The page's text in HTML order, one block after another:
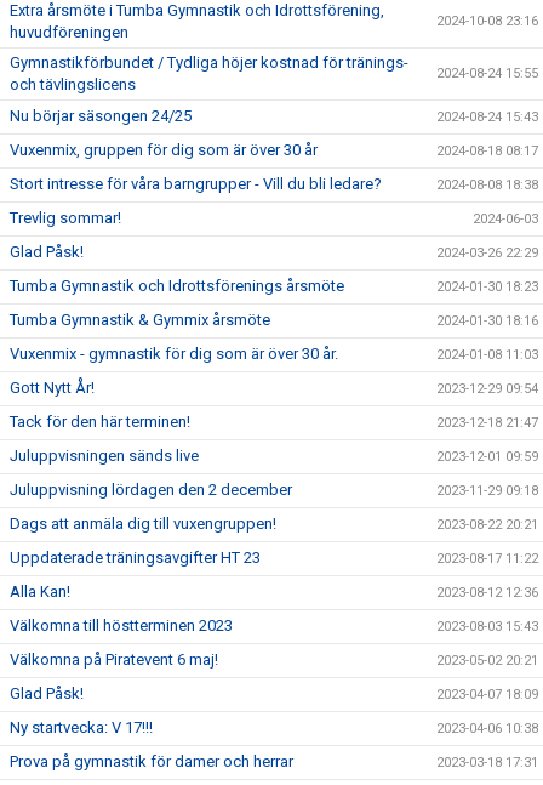
Extra årsmöte i Tumba Gymnastik och Idrottsförening,
huvudföreningen
2024-10-08 23:16
Gymnastikförbundet / Tydliga höjer kostnad för tränings-
och tävlingslicens
2024-08-24 15:55
Nu börjar säsongen 24/25 2024-08-24 15:43
Vuxenmix, gruppen för dig som är över 30 år 2024-08-18 08:17
Stort intresse för våra barngrupper - Vill du bli ledare? 2024-08-08 18:38
Trevlig sommar! 2024-06-03
Glad Påsk! 2024-03-26 22:29
Tumba Gymnastik och Idrottsförenings årsmöte 2024-01-30 18:23
Tumba Gymnastik & Gymmix årsmöte 2024-01-30 18:16
Vuxenmix - gymnastik för dig som är över 30 år. 2024-01-08 11:03
Gott Nytt År! 2023-12-29 09:54
Tack för den här terminen! 2023-12-18 21:47
Juluppvisningen sänds live 2023-12-01 09:59
Juluppvisning lördagen den 2 december 2023-11-29 09:18
Dags att anmäla dig till vuxengruppen! 2023-08-22 20:21
Uppdaterade träningsavgifter HT 23 2023-08-17 11:22
Alla Kan! 2023-08-12 12:36
Välkomna till höstterminen 2023 2023-08-03 15:43
Välkomna på Piratevent 6 maj! 2023-05-02 20:21
Glad Påsk! 2023-04-07 18:09
Ny startvecka: V 17!!! 2023-04-06 10:38
Prova på gymnastik för damer och herrar 2023-03-18 17:31